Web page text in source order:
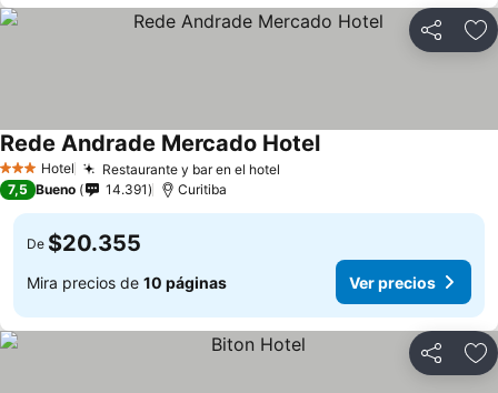
Compartir
3 Estrellas
Hotel Restaurante y bar en el hotel
Rede Andrade Mercado Hotel
7,5 Bueno 14.391 Curitiba
De $20.355
Mira precios de 10 páginas Ver precios
Compartir